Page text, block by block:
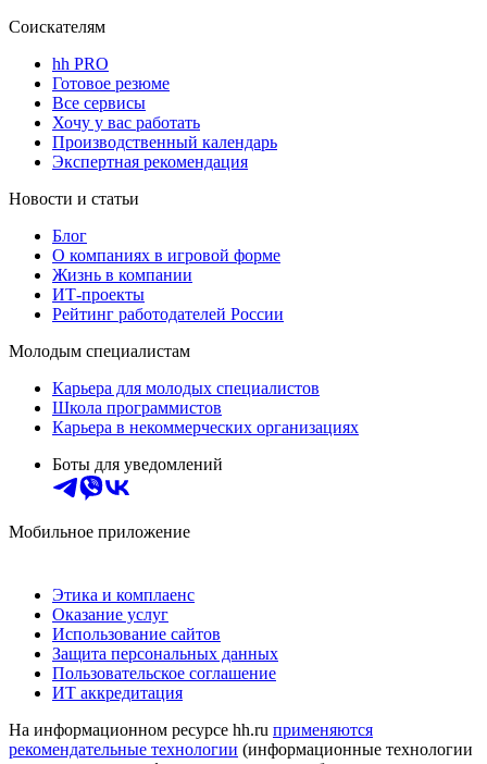
Соискателям
hh PRO
Готовое резюме
Все сервисы
Хочу у вас работать
Производственный календарь
Экспертная рекомендация
Новости и статьи
Блог
О компаниях в игровой форме
Жизнь в компании
ИТ-проекты
Рейтинг работодателей России
Молодым специалистам
Карьера для молодых специалистов
Школа программистов
Карьера в некоммерческих организациях
Боты для уведомлений
Мобильное приложение
Этика и комплаенс
Оказание услуг
Использование сайтов
Защита персональных данных
Пользовательское соглашение
ИТ аккредитация
На информационном ресурсе hh.ru применяются
рекомендательные технологии (информационные технологии